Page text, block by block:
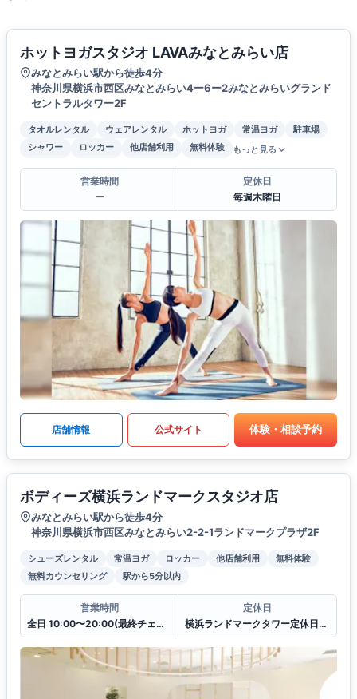
ホットヨガスタジオ LAVAみなとみらい店
みなとみらい駅から徒歩4分
神奈川県横浜市西区みなとみらい4ー6ー2みなとみらいグランド
セントラルタワー2F
タオルレンタル ウェアレンタル ホットヨガ 常温ヨガ
駐車場
シャワー
ロッカー 他店舗利用 無料体験 もっと見る
営業時間
ー
定休日
毎週木曜日
店舗情報 公式サイト 体験・相談予約
ボディーズ横浜ランドマークスタジオ店
みなとみらい駅から徒歩4分
神奈川県横浜市西区みなとみらい2-2-1ランドマークプラザ2F
シューズレンタル 常温ヨガ ロッカー 他店舗利用
無料体験
無料カウンセリング
駅から5分以内
営業時間
全日 10:00〜20:00(最終チェックイン19:30)
定休日
横浜ランドマークタワー定休日に準ずる